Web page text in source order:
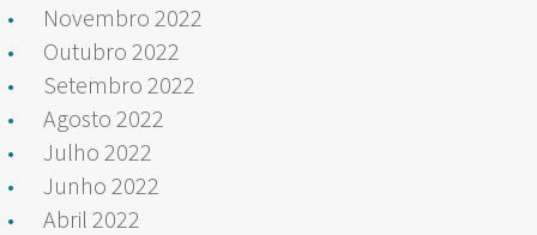
Novembro 2022
Outubro 2022
Setembro 2022
Agosto 2022
Julho 2022
Junho 2022
Abril 2022